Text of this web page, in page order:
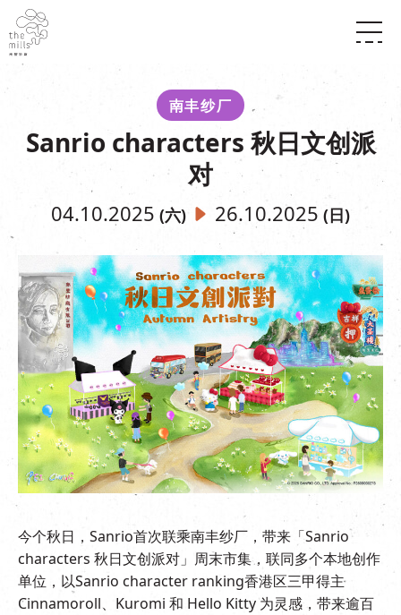
媒体中心
南丰店堂
商店
活动场地
活动世界之約
走进南丰纱厂
活化与保育
走进南丰纱厂
CHAT六厂
南丰作坊
其他體驗
到访我们
开放时间及位置
穿梭巴士服务
停车场
NF TOUCH
EN|繁
南丰纱厂
Sanrio characters 秋日文创派
对
04.10.2025 (六) 26.10.2025 (日)
今个秋日，Sanrio首次联乘南丰纱厂，带来「Sanrio
characters 秋日文创派对」周末市集，联同多个本地创作
单位，以Sanrio character ranking香港区三甲得主
Cinnamoroll、Kuromi 和 Hello Kitty 为灵感，带来逾百